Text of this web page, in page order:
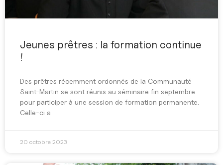
Jeunes prêtres : la formation continue
!
Des prêtres récemment ordonnés de la Communauté
Saint-Martin se sont réunis au séminaire fin septembre
pour participer à une session de formation permanente.
Celle-ci a
20 octobre 2023